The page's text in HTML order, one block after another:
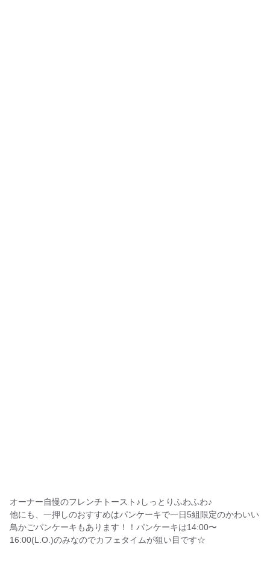
オーナー自慢のフレンチトースト♪しっとりふわふわ♪
他にも、一押しのおすすめはパンケーキで一日5組限定のかわいい
鳥かごパンケーキもあります！！パンケーキは14:00〜
16:00(L.O.)のみなのでカフェタイムが狙い目です☆